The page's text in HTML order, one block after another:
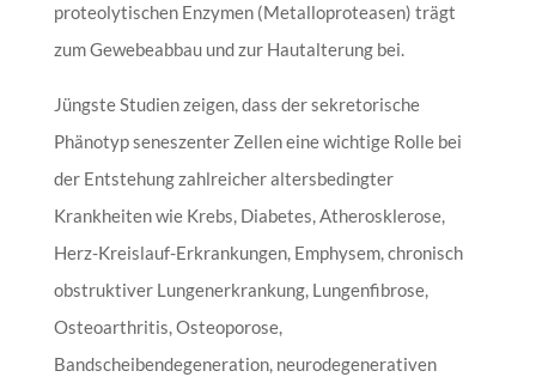
proteolytischen Enzymen (Metalloproteasen) trägt
zum Gewebeabbau und zur Hautalterung bei.
Jüngste Studien zeigen, dass der sekretorische
Phänotyp seneszenter Zellen eine wichtige Rolle bei
der Entstehung zahlreicher altersbedingter
Krankheiten wie Krebs, Diabetes, Atherosklerose,
Herz-Kreislauf-Erkrankungen, Emphysem, chronisch
obstruktiver Lungenerkrankung, Lungenfibrose,
Osteoarthritis, Osteoporose,
Bandscheibendegeneration, neurodegenerativen